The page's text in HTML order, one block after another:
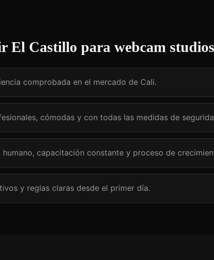
El Castillo para webcam
comprobada en el mercado de Cali.
cómodas y con todas las medidas de
humano, capacitación constante y proceso de
y reglas claras desde el primer día.